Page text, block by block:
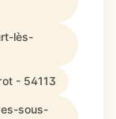
lès-
- 54113
sous-